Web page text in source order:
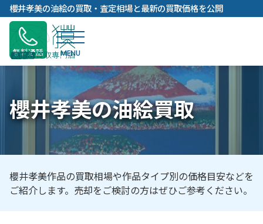
内
容
キ
ッ
プ
櫻井孝美の油絵の買取・査定相場と最新の買取価格を公開
無料通話
櫻井孝美の油絵買取
櫻井孝美作品の買取相場や作品タイプ別の価格目安などを
ご紹介します。売却をご検討の方はぜひご参考ください。